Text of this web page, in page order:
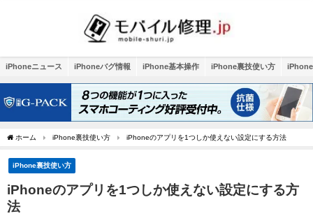
iPhoneニュース iPhoneバグ情報 iPhone基本操作 iPhone裏技使い方
ホーム iPhone裏技使い方 iPhoneのアプリを1つしか使えない設定にする方法
iPhone裏技使い方
iPhoneのアプリを1つしか使えない設定にする方
法